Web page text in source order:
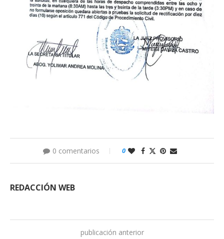
0 comentarios 0
REDACCIÓN WEB
publicación anterior